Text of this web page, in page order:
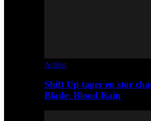
Artikel
Shift Up tager en stor
Blade: Blood Rain